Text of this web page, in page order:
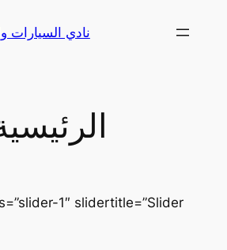
نادي السيارات
1″ slidertitle=”Slider